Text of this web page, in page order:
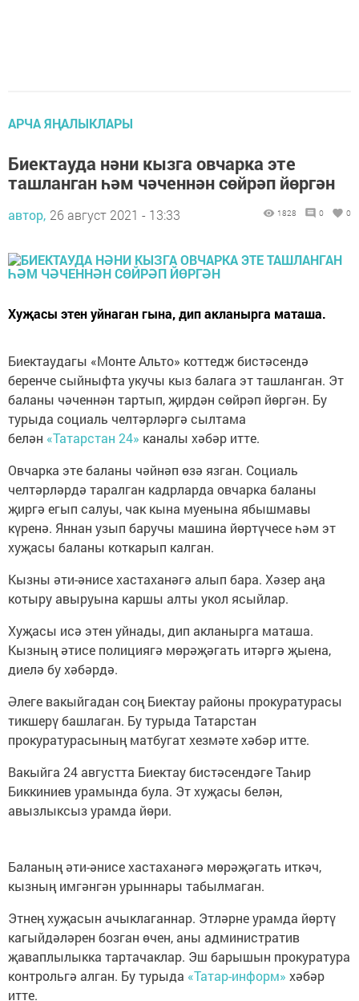
АРЧА ЯҢАЛЫКЛАРЫ
Биектауда нәни кызга овчарка эте
ташланган һәм чәченнән сөйрәп йөргән
автор, 26 август 2021 - 13:33 1828 0 0
Хуҗасы этен уйнаган гына, дип акланырга маташа.
Биектаудагы «Монте Альто» коттедж бистәсендә
беренче сыйныфта укучы кыз балага эт ташланган. Эт
баланы чәченнән тартып, җирдән сөйрәп йөргән. Бу
турыда социаль челтәрләргә сылтама
белән «Татарстан 24» каналы хәбәр итте.
Овчарка эте баланы чәйнәп өзә язган. Социаль
челтәрләрдә таралган кадрларда овчарка баланы
җиргә егып салуы, чак кына муенына ябышмавы
күренә. Яннан узып баручы машина йөртүчесе һәм эт
хуҗасы баланы коткарып калган.
Кызны әти-әнисе хастаханәгә алып бара. Хәзер аңа
котыру авыруына каршы алты укол ясыйлар.
Хуҗасы исә этен уйнады, дип акланырга маташа.
Кызның әтисе полициягә мөрәҗәгать итәргә җыена,
диелә бу хәбәрдә.
Әлеге вакыйгадан соң Биектау районы прокуратурасы
тикшерү башлаган. Бу турыда Татарстан
прокуратурасының матбугат хезмәте хәбәр итте.
Вакыйга 24 августта Биектау бистәсендәге Таһир
Биккиниев урамында була. Эт хуҗасы белән,
авызлыксыз урамда йөри.
Баланың әти-әнисе хастаханәгә мөрәҗәгать иткәч,
кызның имгәнгән урыннары табылмаган.
Этнең хуҗасын ачыклаганнар. Этләрне урамда йөртү
кагыйдәләрен бозган өчен, аны административ
җаваплылыкка тартачаклар. Эш барышын прокуратура
контрольгә алган. Бу турыда «Татар-информ» хәбәр
итте.